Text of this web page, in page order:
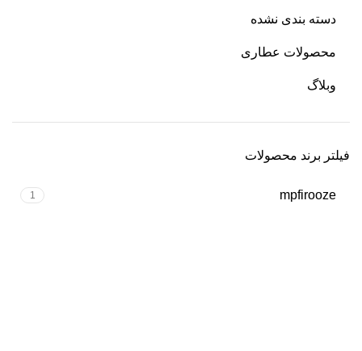
دسته بندی نشده
محصولات عطاری
وبلاگ
فیلتر برند محصولات
mpfirooze
1